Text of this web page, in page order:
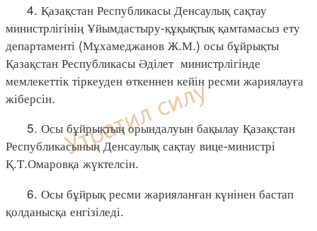
4. Қазақстан Республикасы Денсаулық сақтау
министрлігінің Ұйымдастыру-құқықтық қамтамасыз ету
департаменті (Мұхамеджанов Ж.М.) осы бұйрықты
Қазақстан Республикасы Әділет министрлігінде
мемлекеттік тіркеуден өткеннен кейін ресми жариялауға
жіберсін.
5. Осы бұйрықтың орындалуын бақылау Қазақстан
Республикасының Денсаулық сақтау вице-министрі
Қ.Т.Омаровқа жүктелсін.
6. Осы бұйрық ресми жарияланған күнінен бастап
қолданысқа енгізіледі.